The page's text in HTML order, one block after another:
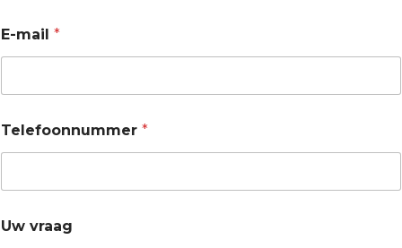
E-mail *
-
m
i
T
e
Telefoonnummer *
Uw vraag